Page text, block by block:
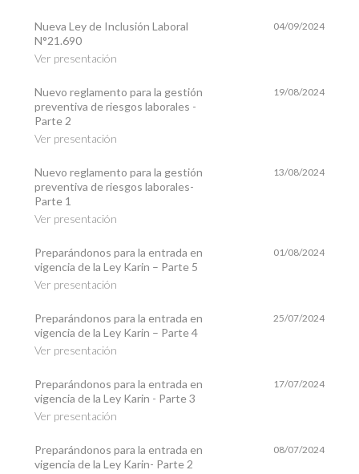
Nueva Ley de Inclusión Laboral
N°21.690
Ver presentación
04/09/2024
Nuevo reglamento para la gestión
preventiva de riesgos laborales -
Parte 2
Ver presentación
19/08/2024
Nuevo reglamento para la gestión
preventiva de riesgos laborales-
Parte 1
Ver presentación
13/08/2024
Preparándonos para la entrada en
vigencia de la Ley Karin – Parte 5
Ver presentación
01/08/2024
Preparándonos para la entrada en
vigencia de la Ley Karin – Parte 4
Ver presentación
25/07/2024
Preparándonos para la entrada en
vigencia de la Ley Karin - Parte 3
Ver presentación
17/07/2024
Preparándonos para la entrada en
vigencia de la Ley Karin- Parte 2
08/07/2024